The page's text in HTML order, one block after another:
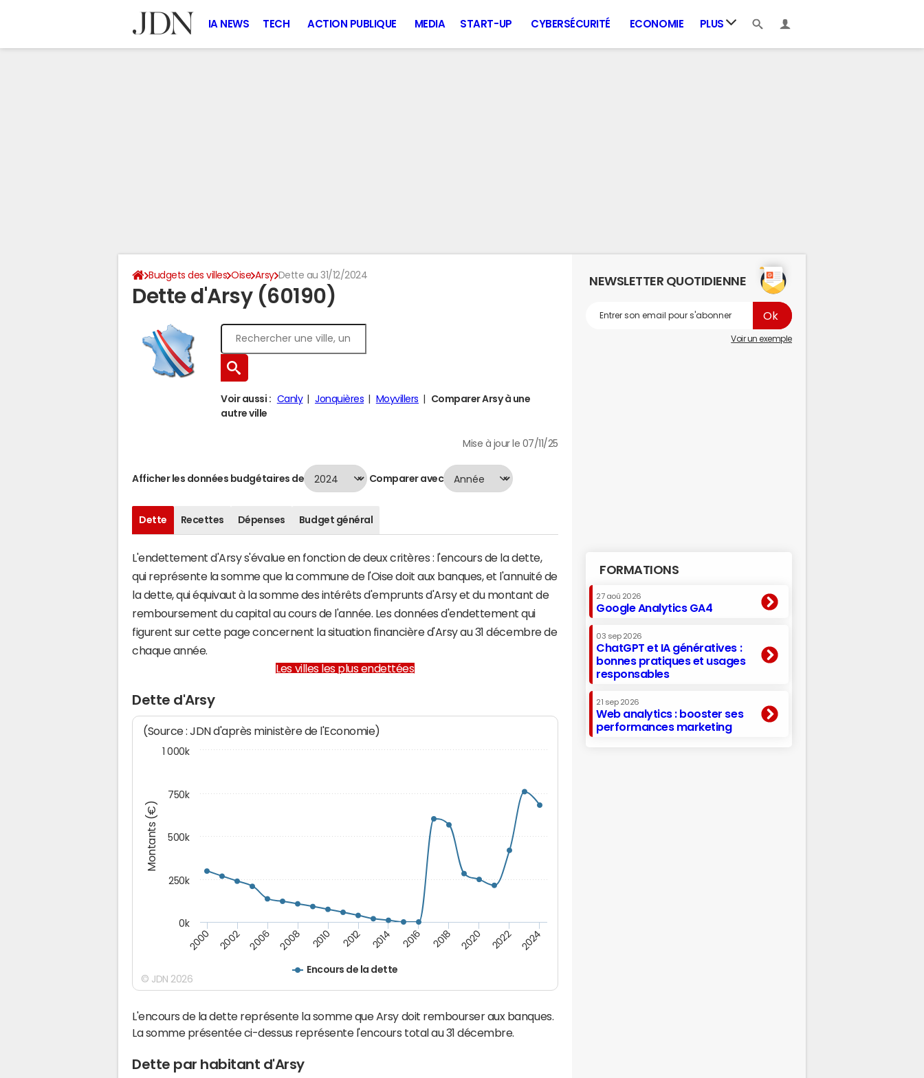
IA NEWS TECH ACTION PUBLIQUE MEDIA START-UP CYBERSÉCURITÉ ECONOMIE PLUS
Budgets des villes Oise Arsy Dette au 31/12/2024
Dette d'Arsy (60190)
Voir aussi : Canly Jonquières Moyvillers
Comparer Arsy à une
autre ville
Mise à jour le 07/11/25
Afficher les données budgétaires de Comparer avec
Dette Recettes Dépenses Budget général
L'endettement d'Arsy s'évalue en fonction de deux critères : l'encours de la dette,
qui représente la somme que la commune de l'Oise doit aux banques, et l'annuité de
la dette, qui équivaut à la somme des intérêts d'emprunts d'Arsy et du montant de
remboursement du capital au cours de l'année. Les données d'endettement qui
figurent sur cette page concernent la situation financière d'Arsy au 31 décembre de
chaque année.
Les villes les plus endettées
Dette d'Arsy
Montants (€)
(Source : JDN d'après ministère de l'Economie)
Encours de la dette
2000 2002 2006 2008 2010 2012 2014 2016 2018 2020 2022 2024
0k
250k
500k
750k
1 000k
© JDN 2026
L'encours de la dette représente la somme que Arsy doit rembourser aux banques.
La somme présentée ci-dessus représente l'encours total au 31 décembre.
Dette par habitant d'Arsy
NEWSLETTER QUOTIDIENNE
Voir un exemple
FORMATIONS
27 aoû 2026
Google Analytics GA4
03 sep 2026
ChatGPT et IA génératives :
bonnes pratiques et usages
responsables
21 sep 2026
Web analytics : booster ses
performances marketing